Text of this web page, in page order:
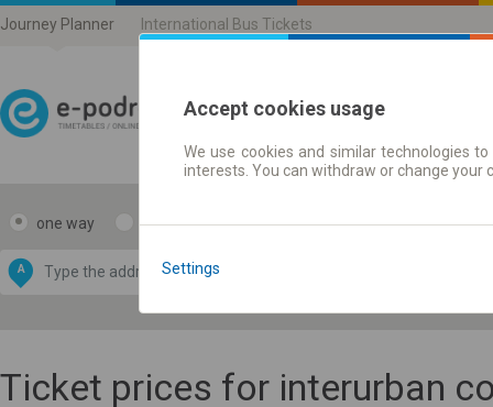
Journey Planner International Bus Tickets
Journey planner |
one way return
A
by
OpenStreetMap
Ticket prices for interurban
Accept cookies usage
We use cookies and similar technologies
interests. You can withdraw or change
Settings